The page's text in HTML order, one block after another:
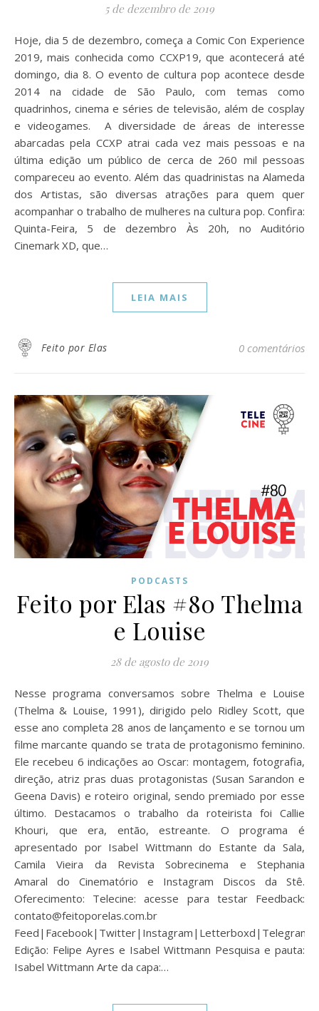
5 de dezembro de 2019
Hoje, dia 5 de dezembro, começa a Comic Con Experience
2019, mais conhecida como CCXP19, que acontecerá até
domingo, dia 8. O evento de cultura pop acontece desde
2014 na cidade de São Paulo, com temas como
quadrinhos, cinema e séries de televisão, além de cosplay
e videogames. A diversidade de áreas de interesse
abarcadas pela CCXP atrai cada vez mais pessoas e na
última edição um público de cerca de 260 mil pessoas
compareceu ao evento. Além das quadrinistas na Alameda
dos Artistas, são diversas atrações para quem quer
acompanhar o trabalho de mulheres na cultura pop. Confira:
Quinta-Feira, 5 de dezembro Às 20h, no Auditório
Cinemark XD, que…
LEIA MAIS
Feito por Elas 0 comentários
PODCASTS
Feito por Elas #80 Thelma
e Louise
28 de agosto de 2019
Nesse programa conversamos sobre Thelma e Louise
(Thelma & Louise, 1991), dirigido pelo Ridley Scott, que
esse ano completa 28 anos de lançamento e se tornou um
filme marcante quando se trata de protagonismo feminino.
Ele recebeu 6 indicações ao Oscar: montagem, fotografia,
direção, atriz pras duas protagonistas (Susan Sarandon e
Geena Davis) e roteiro original, sendo premiado por esse
último. Destacamos o trabalho da roteirista foi Callie
Khouri, que era, então, estreante. O programa é
apresentado por Isabel Wittmann do Estante da Sala,
Camila Vieira da Revista Sobrecinema e Stephania
Amaral do Cinematório e Instagram Discos da Stê.
Oferecimento: Telecine: acesse para testar Feedback:
contato@feitoporelas.com.br
Feed|Facebook|Twitter|Instagram|Letterboxd|Telegram
Edição: Felipe Ayres e Isabel Wittmann Pesquisa e pauta:
Isabel Wittmann Arte da capa:…